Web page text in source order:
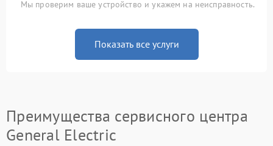
Мы проверим ваше устройство и укажем на неисправность.
Показать все услуги
Преимущества сервисного центра
General Electric